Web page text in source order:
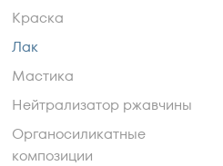
Краска
Лак
Мастика
Нейтрализатор ржавчины
Органосиликатные
композиции